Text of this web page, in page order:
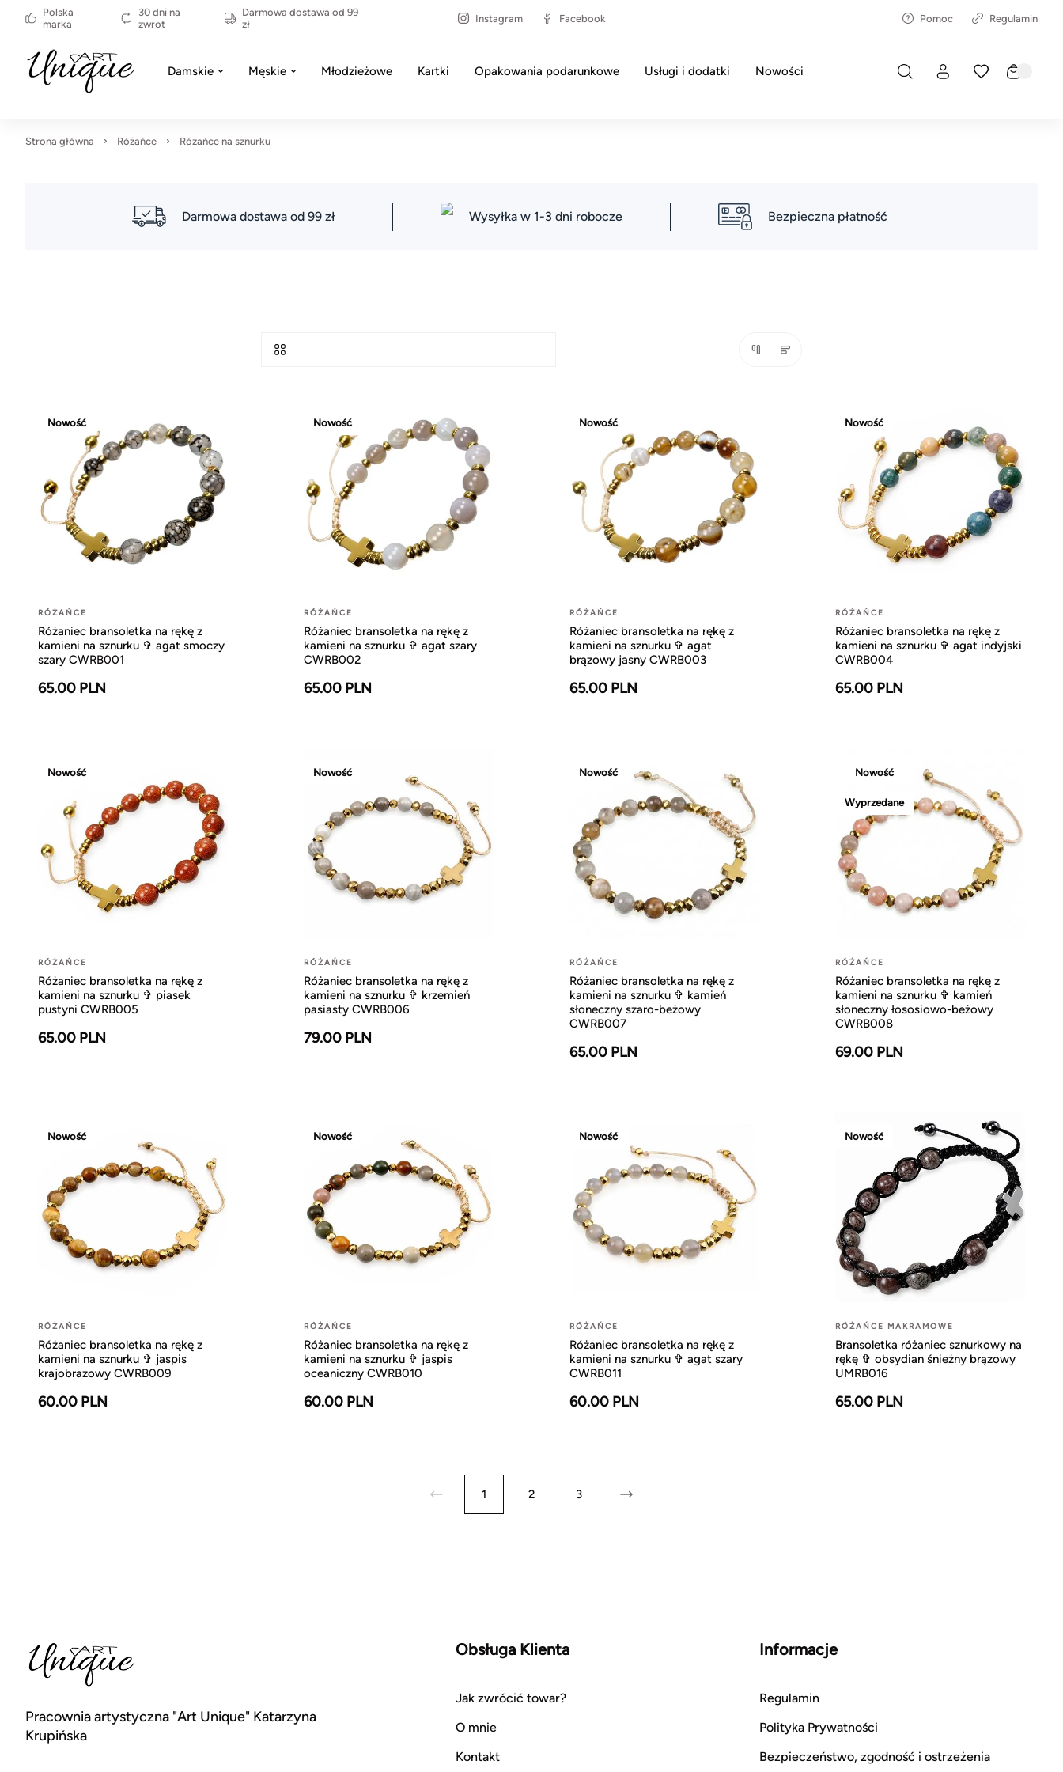
Polska
marka
30 dni na
zwrot
Darmowa dostawa od 99
zł
Instagram Facebook Pomoc Regulamin
Damskie Męskie Młodzieżowe Kartki Opakowania podarunkowe Usługi i dodatki Nowości
Strona główna Różańce Różańce na sznurku
Darmowa dostawa od 99 zł Wysyłka w 1-3 dni robocze Bezpieczna płatność
Nowość
RÓŻAŃCE
Różaniec bransoletka na rękę z
kamieni na sznurku ✞ agat smoczy
szary CWRB001
65.00 PLN
Nowość
RÓŻAŃCE
Różaniec bransoletka na rękę z
kamieni na sznurku ✞ agat szary
CWRB002
65.00 PLN
Nowość
RÓŻAŃCE
Różaniec bransoletka na rękę z
kamieni na sznurku ✞ agat
brązowy jasny CWRB003
65.00 PLN
Nowość
RÓŻAŃCE
Różaniec bransoletka na rękę z
kamieni na sznurku ✞ agat indyjski
CWRB004
65.00 PLN
Nowość
RÓŻAŃCE
Różaniec bransoletka na rękę z
kamieni na sznurku ✞ piasek
pustyni CWRB005
65.00 PLN
Nowość
RÓŻAŃCE
Różaniec bransoletka na rękę z
kamieni na sznurku ✞ krzemień
pasiasty CWRB006
79.00 PLN
Nowość
RÓŻAŃCE
Różaniec bransoletka na rękę z
kamieni na sznurku ✞ kamień
słoneczny szaro-beżowy
CWRB007
65.00 PLN
Nowość
Wyprzedane
RÓŻAŃCE
Różaniec bransoletka na rękę z
kamieni na sznurku ✞ kamień
słoneczny łososiowo-beżowy
CWRB008
69.00 PLN
Nowość
RÓŻAŃCE
Różaniec bransoletka na rękę z
kamieni na sznurku ✞ jaspis
krajobrazowy CWRB009
60.00 PLN
Nowość
RÓŻAŃCE
Różaniec bransoletka na rękę z
kamieni na sznurku ✞ jaspis
oceaniczny CWRB010
60.00 PLN
Nowość
RÓŻAŃCE
Różaniec bransoletka na rękę z
kamieni na sznurku ✞ agat szary
CWRB011
60.00 PLN
Nowość
RÓŻAŃCE MAKRAMOWE
Bransoletka różaniec sznurkowy na
rękę ✞ obsydian śnieżny brązowy
UMRB016
65.00 PLN
1 2 3
Pracownia artystyczna "Art Unique" Katarzyna
Krupińska
Obsługa Klienta
Jak zwrócić towar?
O mnie
Kontakt
Informacje
Regulamin
Polityka Prywatności
Bezpieczeństwo, zgodność i ostrzeżenia